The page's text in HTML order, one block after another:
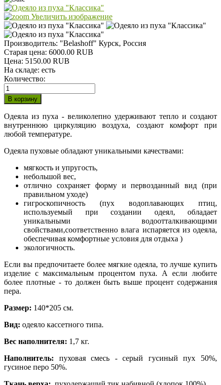
Увеличить изображение
Производитель: "Belashoff" Курск, Россия
Старая цена: 6000.00 RUB
Цена: 5150.00 RUB
На складе: есть
Количество:
Одеяла из пуха - великолепно удерживают тепло и создают
внутреннюю циркуляцию воздуха, создают комфорт при
любой температуре.
Одеяла пуховые обладают уникальными качествами:
мягкость и упругость,
небольшой вес,
отлично сохраняет форму и первозданный вид (при
правильном уходе)
гигроскопичность (пух водоплавающих птиц,
используемый при создании одеял, обладает
уникальными водоотталкивающими
свойствами,соответственно влага испаряется из одеяла,
обеспечивая комфортные условия для отдыха )
экологичность.
Если вы предпочитаете более мягкие одеяла, то лучше купить
изделие с максимальным процентом пуха. А если любите
более плотные - то должен быть выше процент содержания
пера.
Размер: 140*205 см.
Вид: одеяло кассетного типа.
Вес наполнителя: 1,7 кг.
Наполнитель: пуховая смесь - серый гусиный пух 50%,
гусиное перо 50%.